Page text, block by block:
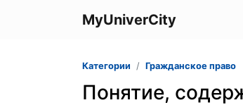
MyUniverCity
Категории Гражданское право
Понятие,